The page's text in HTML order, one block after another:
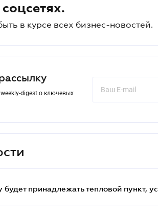
в курсе всех бизнес-новостей.
digest о ключевых
будет принадлежать тепловой пункт,